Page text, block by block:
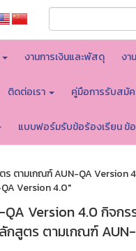
งานการเงินและพัสดุ งา
ติดต่อเรา คู่มือการรับสมั
แบบฟอร์มรับข้อร้องเรียน ข้
ตามเกณฑ์ AUN-QA Version
Version 4.0"
Version 4.0 กิจกร
กสูตร ตามเกณฑ์